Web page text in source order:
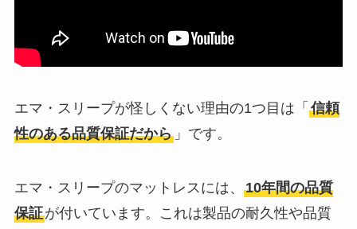
エマ・スリープが怪しくない理由の1つ目は「 信頼
性のある品質保証だから」です。
エマ・スリープのマットレスには、 10年間の品質
保証が付いています。これは製品の耐久性や品質